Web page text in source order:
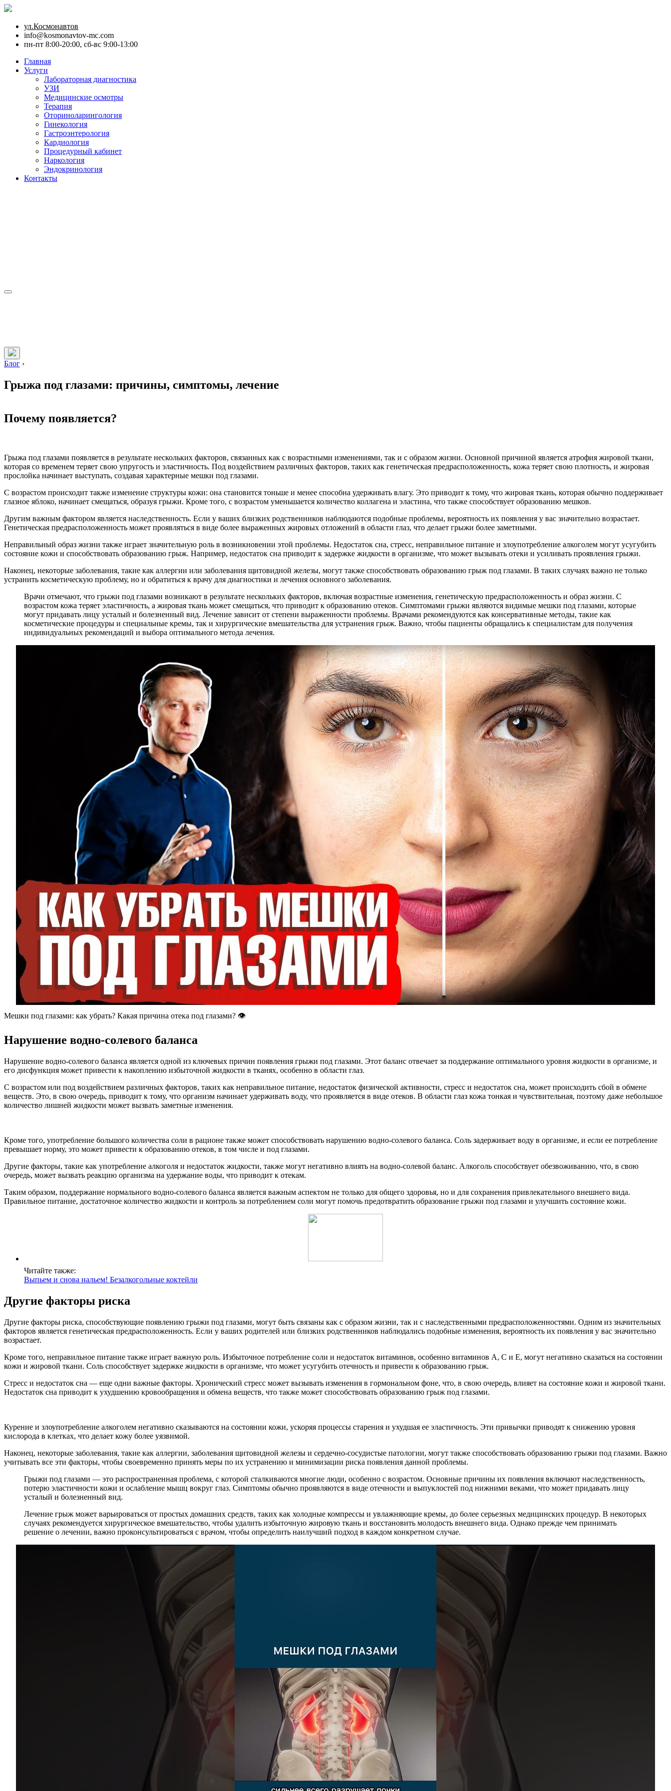
ул.Космонавтов
info@kosmonavtov-mc.com
пн-пт 8:00-20:00, сб-вс 9:00-13:00
Главная
Услуги
Лабораторная диагностика
УЗИ
Медицинские осмотры
Терапия
Оториноларингология
Гинекология
Гастроэнтерология
Кардиология
Процедурный кабинет
Наркология
Эндокринология
Контакты
Блог ›
Грыжа под глазами: причины, симптомы, лечение
Почему появляется?
Грыжа под глазами появляется в результате нескольких факторов, связанных как с возрастными изменениями, так и с образом жизни. Основной причиной является атрофия жировой ткани,
которая со временем теряет свою упругость и эластичность. Под воздействием различных факторов, таких как генетическая предрасположенность, кожа теряет свою плотность, и жировая
прослойка начинает выступать, создавая характерные мешки под глазами.
С возрастом происходит также изменение структуры кожи: она становится тоньше и менее способна удерживать влагу. Это приводит к тому, что жировая ткань, которая обычно поддерживает
глазное яблоко, начинает смещаться, образуя грыжи. Кроме того, с возрастом уменьшается количество коллагена и эластина, что также способствует образованию мешков.
Другим важным фактором является наследственность. Если у ваших близких родственников наблюдаются подобные проблемы, вероятность их появления у вас значительно возрастает.
Генетическая предрасположенность может проявляться в виде более выраженных жировых отложений в области глаз, что делает грыжи более заметными.
Неправильный образ жизни также играет значительную роль в возникновении этой проблемы. Недостаток сна, стресс, неправильное питание и злоупотребление алкоголем могут усугубить
состояние кожи и способствовать образованию грыж. Например, недостаток сна приводит к задержке жидкости в организме, что может вызывать отеки и усиливать проявления грыжи.
Наконец, некоторые заболевания, такие как аллергии или заболевания щитовидной железы, могут также способствовать образованию грыж под глазами. В таких случаях важно не только
устранить косметическую проблему, но и обратиться к врачу для диагностики и лечения основного заболевания.
Врачи отмечают, что грыжи под глазами возникают в результате нескольких факторов, включая возрастные изменения, генетическую предрасположенность и образ жизни. С
возрастом кожа теряет эластичность, а жировая ткань может смещаться, что приводит к образованию отеков. Симптомами грыжи являются видимые мешки под глазами, которые
могут придавать лицу усталый и болезненный вид. Лечение зависит от степени выраженности проблемы. Врачами рекомендуются как консервативные методы, такие как
косметические процедуры и специальные кремы, так и хирургические вмешательства для устранения грыж. Важно, чтобы пациенты обращались к специалистам для получения
индивидуальных рекомендаций и выбора оптимального метода лечения.
Мешки под глазами: как убрать? Какая причина отека под глазами? 👁
Нарушение водно-солевого баланса
Нарушение водно-солевого баланса является одной из ключевых причин появления грыжи под глазами. Этот баланс отвечает за поддержание оптимального уровня жидкости в организме, и
его дисфункция может привести к накоплению избыточной жидкости в тканях, особенно в области глаз.
С возрастом или под воздействием различных факторов, таких как неправильное питание, недостаток физической активности, стресс и недостаток сна, может происходить сбой в обмене
веществ. Это, в свою очередь, приводит к тому, что организм начинает удерживать воду, что проявляется в виде отеков. В области глаз кожа тонкая и чувствительная, поэтому даже небольшое
количество лишней жидкости может вызвать заметные изменения.
Кроме того, употребление большого количества соли в рационе также может способствовать нарушению водно-солевого баланса. Соль задерживает воду в организме, и если ее потребление
превышает норму, это может привести к образованию отеков, в том числе и под глазами.
Другие факторы, такие как употребление алкоголя и недостаток жидкости, также могут негативно влиять на водно-солевой баланс. Алкоголь способствует обезвоживанию, что, в свою
очередь, может вызвать реакцию организма на удержание воды, что приводит к отекам.
Таким образом, поддержание нормального водно-солевого баланса является важным аспектом не только для общего здоровья, но и для сохранения привлекательного внешнего вида.
Правильное питание, достаточное количество жидкости и контроль за потреблением соли могут помочь предотвратить образование грыжи под глазами и улучшить состояние кожи.
Читайте также:
Выпьем и снова нальем! Безалкогольные коктейли
Другие факторы риска
Другие факторы риска, способствующие появлению грыжи под глазами, могут быть связаны как с образом жизни, так и с наследственными предрасположенностями. Одним из значительных
факторов является генетическая предрасположенность. Если у ваших родителей или близких родственников наблюдались подобные изменения, вероятность их появления у вас значительно
возрастает.
Кроме того, неправильное питание также играет важную роль. Избыточное потребление соли и недостаток витаминов, особенно витаминов A, C и E, могут негативно сказаться на состоянии
кожи и жировой ткани. Соль способствует задержке жидкости в организме, что может усугубить отечность и привести к образованию грыж.
Стресс и недостаток сна — еще одни важные факторы. Хронический стресс может вызывать изменения в гормональном фоне, что, в свою очередь, влияет на состояние кожи и жировой ткани.
Недостаток сна приводит к ухудшению кровообращения и обмена веществ, что также может способствовать образованию грыж под глазами.
Курение и злоупотребление алкоголем негативно сказываются на состоянии кожи, ускоряя процессы старения и ухудшая ее эластичность. Эти привычки приводят к снижению уровня
кислорода в клетках, что делает кожу более уязвимой.
Наконец, некоторые заболевания, такие как аллергии, заболевания щитовидной железы и сердечно-сосудистые патологии, могут также способствовать образованию грыжи под глазами. Важно
учитывать все эти факторы, чтобы своевременно принять меры по их устранению и минимизации риска появления данной проблемы.
Грыжи под глазами — это распространенная проблема, с которой сталкиваются многие люди, особенно с возрастом. Основные причины их появления включают наследственность,
потерю эластичности кожи и ослабление мышц вокруг глаз. Симптомы обычно проявляются в виде отечности и выпуклостей под нижними веками, что может придавать лицу
усталый и болезненный вид.
Лечение грыж может варьироваться от простых домашних средств, таких как холодные компрессы и увлажняющие кремы, до более серьезных медицинских процедур. В некоторых
случаях рекомендуется хирургическое вмешательство, чтобы удалить избыточную жировую ткань и восстановить молодость внешнего вида. Однако прежде чем принимать
решение о лечении, важно проконсультироваться с врачом, чтобы определить наилучший подход в каждом конкретном случае.